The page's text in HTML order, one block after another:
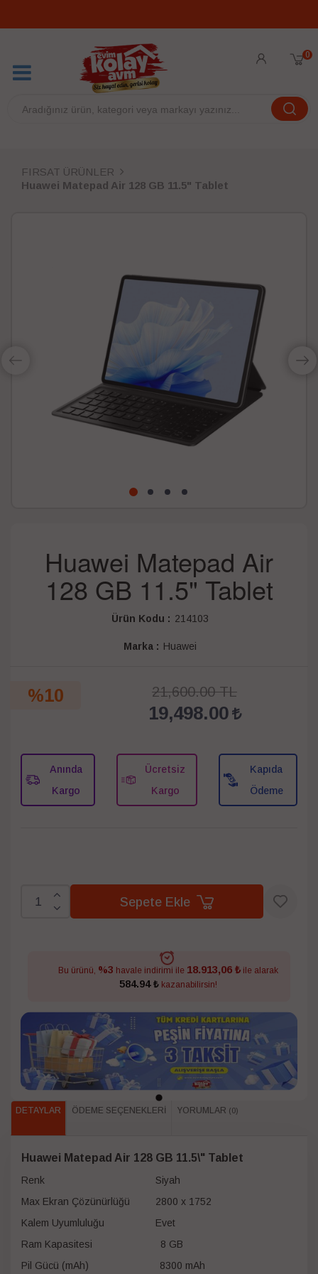
0
FIRSAT ÜRÜNLER
Huawei Matepad Air 128 GB 11.5" Tablet
Huawei Matepad Air
128 GB 11.5" Tablet
Ürün Kodu : 214103
Marka : Huawei
%10 21,600.00 TL
19,498.00
Anında
Kargo
Ücretsiz
Kargo
Kapıda
Ödeme
Sepete Ekle
Bu ürünü, %3 havale indirimi ile 18.913,06 ₺ile alarak
584.94 ₺kazanabilirsin!
DETAYLAR ÖDEME SEÇENEKLERI YORUMLAR (0)
Huawei Matepad Air 128 GB 11.5\" Tablet
Renk Siyah
Max Ekran Çözünürlüğü 2800 x 1752
Kalem Uyumluluğu Evet
Ram Kapasitesi 8 GB
Pil Gücü (mAh) 8300 mAh